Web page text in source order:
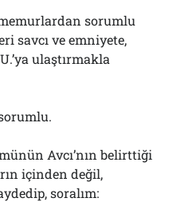
sorumlu
savcı ve emniyete,
ulaştırmakla
Avcı’nın belirttiği
içinden değil,
soralım: